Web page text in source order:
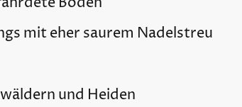
mit eher saurem Nadelstreu
und Heiden